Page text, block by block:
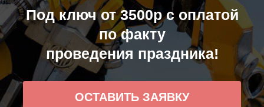
Под ключ от 3500р с оплатой
по факту
проведения праздника!
ОСТАВИТЬ ЗАЯВКУ